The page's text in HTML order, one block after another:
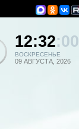
12:32:00
ВОСКРЕСЕНЬЕ
09 АВГУСТА, 2026